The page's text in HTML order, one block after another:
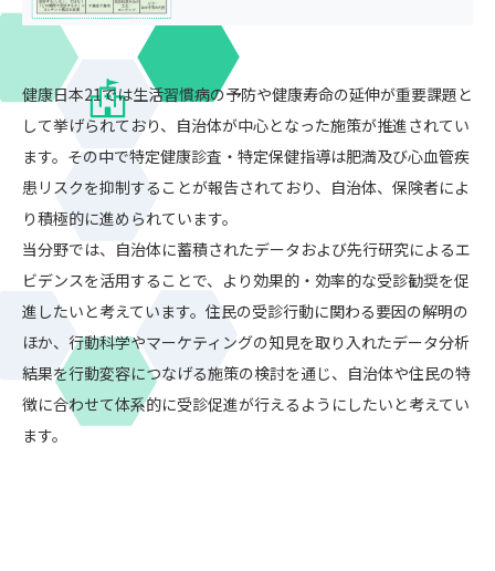
健康日本21では生活習慣病の予防や健康寿命の延伸が重要課題と
して挙げられており、自治体が中心となった施策が推進されてい
ます。その中で特定健康診査・特定保健指導は肥満及び心血管疾
患リスクを抑制することが報告されており、自治体、保険者によ
り積極的に進められています。
当分野では、自治体に蓄積されたデータおよび先行研究によるエ
ビデンスを活用することで、より効果的・効率的な受診勧奨を促
進したいと考えています。住民の受診行動に関わる要因の解明の
ほか、行動科学やマーケティングの知見を取り入れたデータ分析
結果を行動変容につなげる施策の検討を通じ、自治体や住民の特
徴に合わせて体系的に受診促進が行えるようにしたいと考えてい
ます。